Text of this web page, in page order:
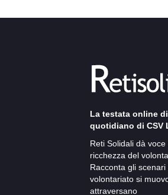
La testata online
quotidiano di CSV
Reti Solidali dà
ricchezza del
Racconta gli
volontariato si
attraversano